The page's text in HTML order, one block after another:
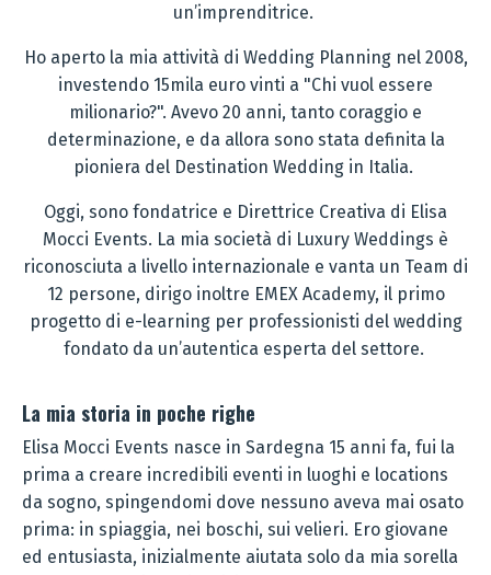
un’imprenditrice.
Ho aperto la mia attività di Wedding Planning nel 2008,
investendo 15mila euro vinti a "Chi vuol essere
milionario?". Avevo 20 anni, tanto coraggio e
determinazione, e da allora sono stata definita la
pioniera del Destination Wedding in Italia.
Oggi, sono fondatrice e Direttrice Creativa di Elisa
Mocci Events. La mia società di Luxury Weddings è
riconosciuta a livello internazionale e vanta un Team di
12 persone, dirigo inoltre EMEX Academy, il primo
progetto di e-learning per professionisti del wedding
fondato da un’autentica esperta del settore.
La mia storia in poche righe
Elisa Mocci Events nasce in Sardegna 15 anni fa, fui la
prima a creare incredibili eventi in luoghi e locations
da sogno, spingendomi dove nessuno aveva mai osato
prima: in spiaggia, nei boschi, sui velieri. Ero giovane
ed entusiasta, inizialmente aiutata solo da mia sorella